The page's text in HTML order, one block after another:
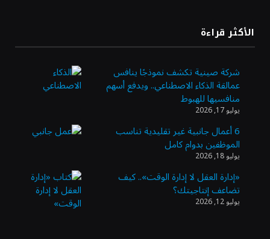
أسعار الذهب تتراجع بفعل جني الأرباح وترقب
بيانات التضخم الأمريكية
أسعار النفط ترتفع وسط استمرار الغموض بشأن
إعادة فتح مضيق هرمز
10 ملايين ريال لتمكين رواد الأعمال في قطاع
الاستثمار الاجتماعي
«بنك الرياض» يُغلق طرح صكوك الشريحة الأولى
الأكثر قراءة
شركة صينية تكشف نموذجًا ينافس
عمالقة الذكاء الاصطناعي.. ويدفع أسهم
منافسيها للهبوط
يوليو 17, 2026
6 أعمال جانبية غير تقليدية تناسب
الموظفين بدوام كامل
يوليو 18, 2026
«إدارة العقل لا إدارة الوقت».. كيف
تضاعف إنتاجيتك؟
يوليو 12, 2026